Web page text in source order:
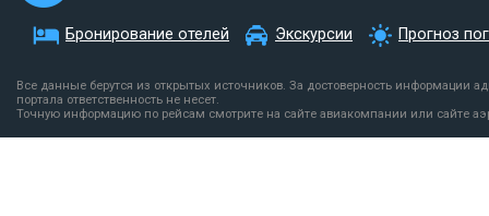
Бронирование отелей Экскурсии Прогноз
Все данные берутся из открытых источников. За достоверность информации
портала ответственность не несет.
Точную информацию по рейсам смотрите на сайте авиакомпании или сайте